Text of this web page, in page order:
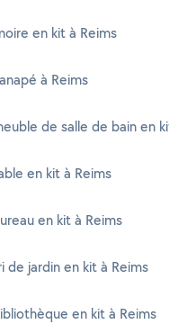
en kit à Reims
à Reims
de salle de bain en
en kit à Reims
en kit à Reims
de jardin en kit à Reims
en kit à Reims